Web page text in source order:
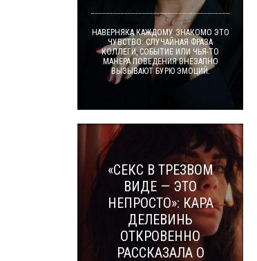
НАВЕРНЯКА КАЖДОМУ ЗНАКОМО ЭТО
ЧУВСТВО: СЛУЧАЙНАЯ ФРАЗА
КОЛЛЕГИ, СОБЫТИЕ ИЛИ ЧЬЯ-ТО
МАНЕРА ПОВЕДЕНИЯ ВНЕЗАПНО
ВЫЗЫВАЮТ БУРЮ ЭМОЦИЙ.
«СЕКС В ТРЕЗВОМ
ВИДЕ — ЭТО
НЕПРОСТО»: КАРА
ДЕЛЕВИНЬ
ОТКРОВЕННО
РАССКАЗАЛА О